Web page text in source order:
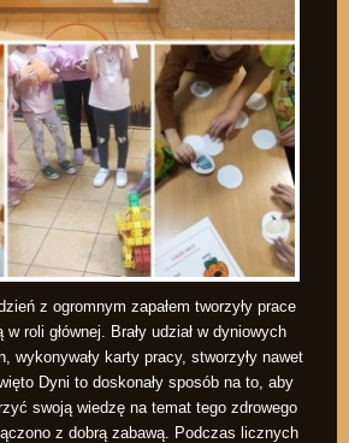
z ogromnym zapałem tworzyły prace
roli głównej. Brały udział w dyniowych
wykonywały karty pracy, stworzyły nawet
Dyni to doskonały sposób na to, aby
swoją wiedzę na temat tego zdrowego
z dobrą zabawą. Podczas licznych